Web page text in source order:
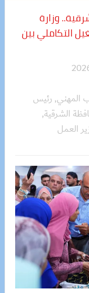
وزارة
التكاملي بين
المهني, رئيس
الشرقية,
العمل